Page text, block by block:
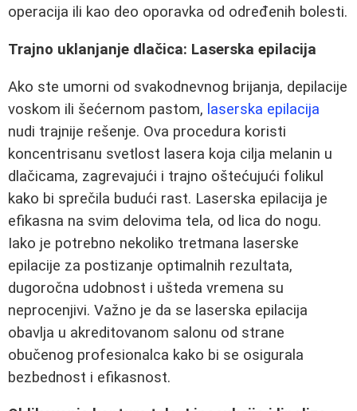
operacija ili kao deo oporavka od određenih bolesti.
Trajno uklanjanje dlačica: Laserska epilacija
Ako ste umorni od svakodnevnog brijanja, depilacije
voskom ili šećernom pastom, laserska epilacija
nudi trajnije rešenje. Ova procedura koristi
koncentrisanu svetlost lasera koja cilja melanin u
dlačicama, zagrevajući i trajno oštećujući folikul
kako bi sprečila budući rast. Laserska epilacija je
efikasna na svim delovima tela, od lica do nogu.
Iako je potrebno nekoliko tretmana laserske
epilacije za postizanje optimalnih rezultata,
dugoročna udobnost i ušteda vremena su
neprocenjivi. Važno je da se laserska epilacija
obavlja u akreditovanom salonu od strane
obučenog profesionalca kako bi se osigurala
bezbednost i efikasnost.